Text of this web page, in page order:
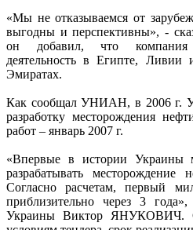
«Мы не отказываемся от
выгодны и перспективны», -
он добавил, что компания
деятельность в Египте,
Эмиратах.
Как сообщал УНИАН, в 2006 г.
разработку месторождения
работ – январь 2007 г.
«Впервые в истории Украины
разрабатывать
Согласно расчетам, первый
приблизительно через 3
Украины Виктор ЯНУКОВИЧ.